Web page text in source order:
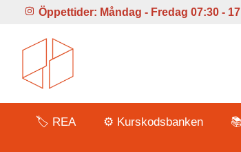
Öppettider: Måndag - Fredag 07:30 -
🏷️ REA ⚙️ Kurskodsbanken